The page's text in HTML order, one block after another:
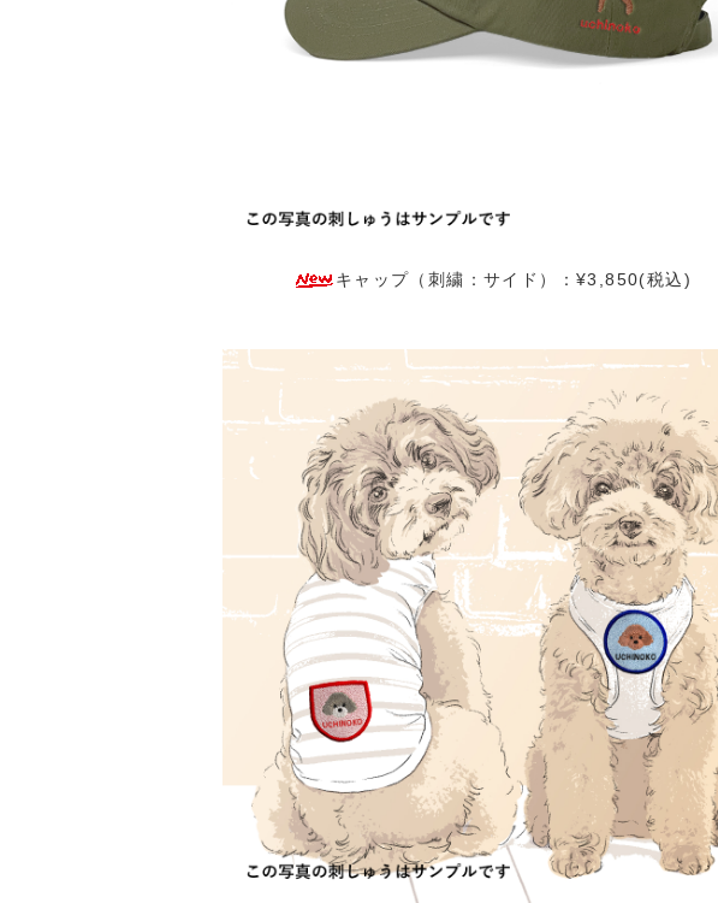
キャップ（刺繍：サイド）：¥3,850(税込)